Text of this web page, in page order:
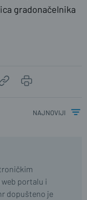
gradonačelnika
najnoviji
portalu i
dopušteno je